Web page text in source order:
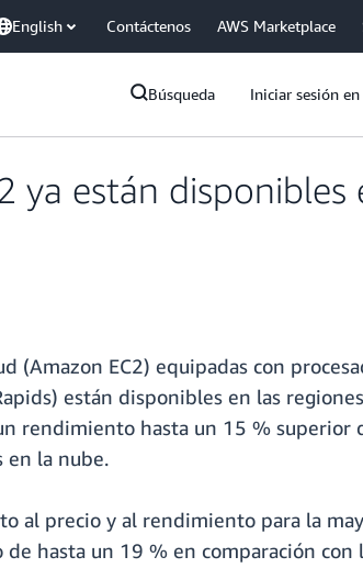
English Contáctenos AWS Marketplace
Búsqueda Iniciar sesión
ya están disponibles
EC2) equipadas con
están disponibles en las
rendimiento hasta un 15 % superior
en la nube.
al precio y al rendimiento para la
hasta un 19 % en comparación con